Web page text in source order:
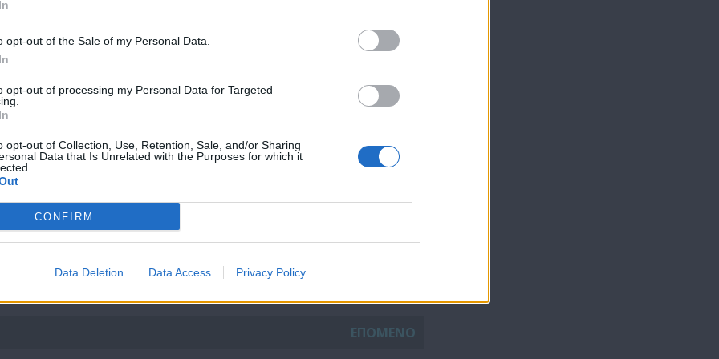
opt-out of the Sale of my Personal Data.
opt-out of processing my Personal Data for Targeted
opt-out of Collection, Use, Retention, Sale, and/or Sharing
Data that Is Unrelated with the Purposes for which it
CONFIRM
Data Deletion Data Access Privacy Policy
τους τηλεθεατές να σχολιάζουν ενεργά την επιστροφή του
και του Γιώργου Καπουτζίδη, τη χημεία των
και τους υποψήφιους διαγωνιζόμενους που επιθυμούν μία θέση
Σάββατο και Κυριακή στις 21:00 στο ΣΙΓΜΑ
ΕΠΟΜΕΝΟ